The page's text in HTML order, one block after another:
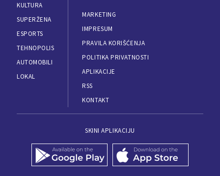
KULTURA
SUPERŽENA
ESPORTS
TEHNOPOLIS
AUTOMOBILI
LOKAL
MARKETING
IMPRESUM
PRAVILA KORIŠĆENJA
POLITIKA PRIVATNOSTI
APLIKACIJE
RSS
KONTAKT
SKINI APLIKACIJU